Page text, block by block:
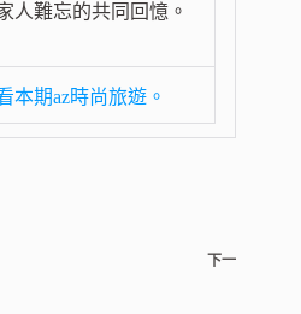
人難忘的共同回憶。
本期az時尚旅遊。
下一